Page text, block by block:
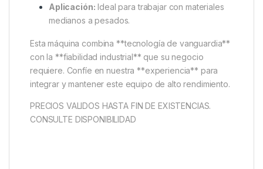
Aplicación: Ideal para trabajar con materiales
medianos a pesados.
Esta máquina combina **tecnología de vanguardia**
con la **fiabilidad industrial** que su negocio
requiere. Confíe en nuestra **experiencia** para
integrar y mantener este equipo de alto rendimiento.
PRECIOS VALIDOS HASTA FIN DE EXISTENCIAS.
CONSULTE DISPONIBILIDAD